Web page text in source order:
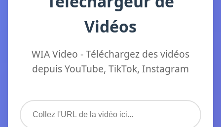
Vidéos
WIA Video - Téléchargez des vidéos
depuis YouTube, TikTok, Instagram